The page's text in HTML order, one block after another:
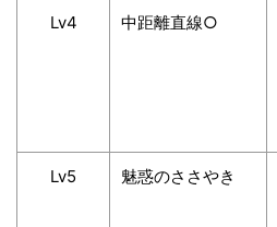
Lv4 中距離直線○
Lv5 魅惑のささやき